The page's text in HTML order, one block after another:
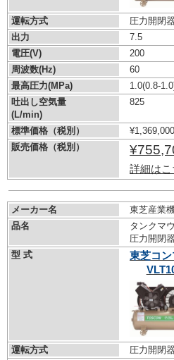
運転方式
圧力開閉
出力
7.5
電圧(V)
200
周波数(Hz)
60
最高圧力(MPa)
1.0(0.8-
吐出し空気量
(L/min)
825
標準価格（税別）
¥1,369,000
販売価格（税別）
詳細は
メーカー名
東芝産業
品名
タンクマ
圧力開閉
型 式
東芝コ
運転方式
圧力開閉